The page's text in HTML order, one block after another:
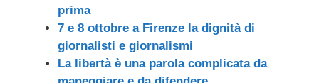
prima
7 e 8 ottobre a Firenze la dignità di
giornalisti e giornalismi
La libertà è una parola complicata da